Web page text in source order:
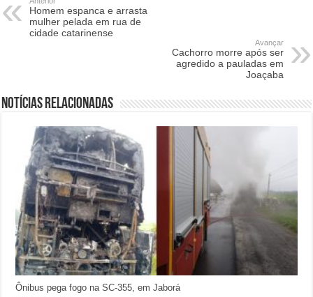
Homem espanca e arrasta
mulher pelada em rua de
cidade catarinense
Avançar
Cachorro morre após ser
agredido a pauladas em
Joaçaba
Notícias relacionadas
Ônibus pega fogo na SC-355, em Jaborá